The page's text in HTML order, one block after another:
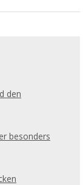
den
besonders